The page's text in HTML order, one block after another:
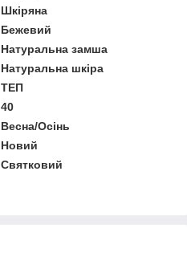
Шкіряна
Бежевий
Натуральна замша
Натуральна шкіра
ТЕП
40
Весна/Осінь
Новий
Святковий